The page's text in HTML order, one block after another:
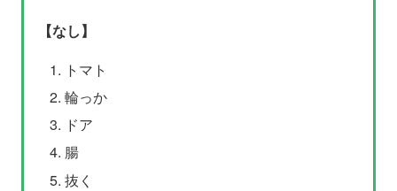
【なし】
トマト
輪っか
ドア
腸
抜く